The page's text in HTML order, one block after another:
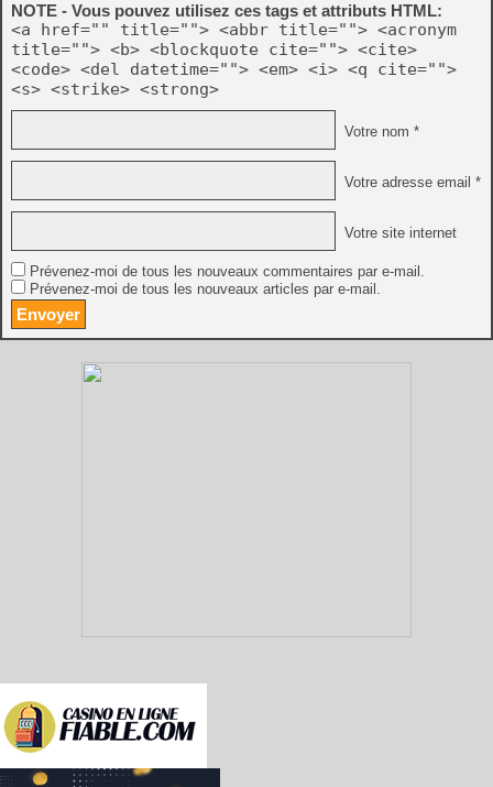
NOTE - Vous pouvez utilisez ces tags et attributs HTML:
<a href="" title=""> <abbr title=""> <acronym
title=""> <b> <blockquote cite=""> <cite>
<code> <del datetime=""> <em> <i> <q cite="">
<s> <strike> <strong>
Votre nom *
Votre adresse email *
Votre site internet
Prévenez-moi de tous les nouveaux commentaires par e-mail.
Prévenez-moi de tous les nouveaux articles par e-mail.